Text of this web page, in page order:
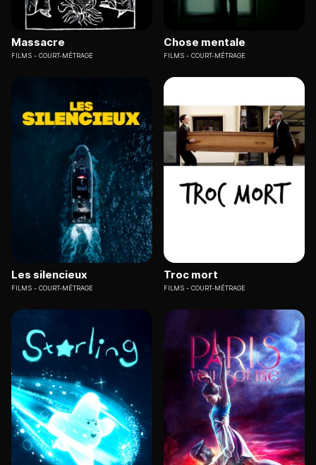
Massacre
FILMS COURT-MÉTRAGE
Chose mentale
FILMS COURT-MÉTRAGE
Les silencieux
FILMS COURT-MÉTRAGE
Troc mort
FILMS COURT-MÉTRAGE